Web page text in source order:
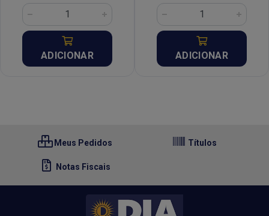
ADICIONAR ADICIONAR
Meus Pedidos Títulos
Notas Fiscais